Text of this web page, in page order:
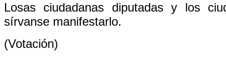
Losas ciudadanas diputadas y los
sírvanse manifestarlo.
(Votación)